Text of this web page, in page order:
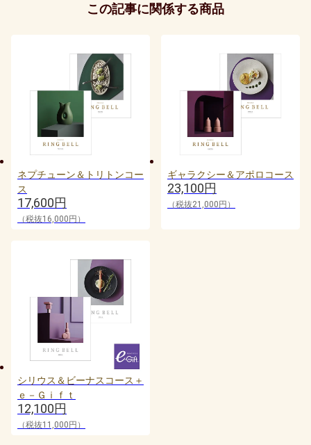
50代男性
おじいちゃん・祖父
おばあちゃん・祖母
30代女性
友達・友人
親族（ 親・親戚 )
この記事に関係する商品
ネプチューン＆トリトンコー
ス
17,600円
（税抜16,000円）
ギャラクシー＆アポロコース
23,100円
（税抜21,000円）
シリウス＆ビーナスコース＋
ｅ－Ｇｉｆｔ
12,100円
（税抜11,000円）